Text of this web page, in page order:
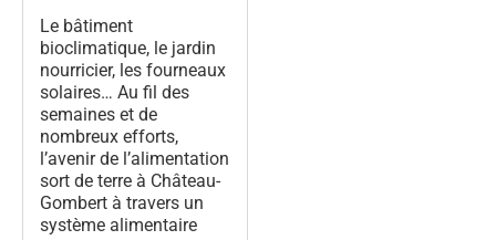
Le bâtiment
bioclimatique, le jardin
nourricier, les fourneaux
solaires… Au fil des
semaines et de
nombreux efforts,
l’avenir de l’alimentation
sort de terre à Château-
Gombert à travers un
système alimentaire